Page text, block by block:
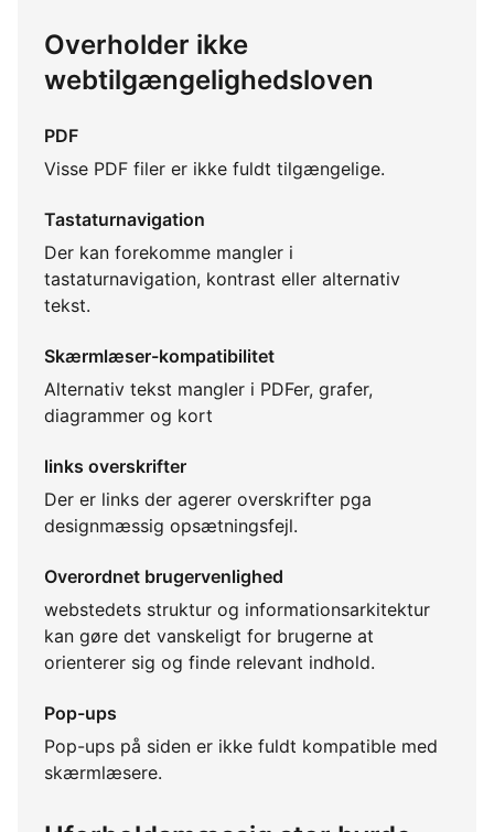
Overholder ikke
webtilgængelighedsloven
PDF
Visse PDF filer er ikke fuldt tilgængelige.
Tastaturnavigation
Der kan forekomme mangler i
tastaturnavigation, kontrast eller alternativ
tekst.
Skærmlæser-kompatibilitet
Alternativ tekst mangler i PDFer, grafer,
diagrammer og kort
links overskrifter
Der er links der agerer overskrifter pga
designmæssig opsætningsfejl.
Overordnet brugervenlighed
webstedets struktur og informationsarkitektur
kan gøre det vanskeligt for brugerne at
orienterer sig og finde relevant indhold.
Pop-ups
Pop-ups på siden er ikke fuldt kompatible med
skærmlæsere.